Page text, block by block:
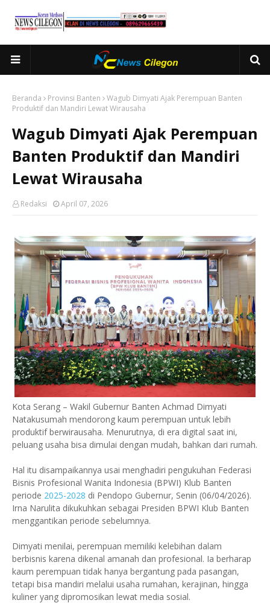
Beranda Provinsi Banten
Wagub Dimyati Ajak Perempuan Banten
Produktif dan Mandiri Lewat Wirausaha
Wagub Dimyati Ajak Perempuan
Banten Produktif dan Mandiri
Lewat Wirausaha
Redaksi April 07, 2026
Kota Serang – Wakil Gubernur Banten Achmad Dimyati
Natakusumah mendorong kaum perempuan untuk lebih
produktif berwirausaha. Menurutnya, di era digital saat ini,
peluang usaha bisa dimulai dengan mudah, bahkan dari rumah.
Hal itu disampaikannya usai menghadiri pengukuhan Federasi
Bisnis Profesional Wanita Indonesia (BPWI) Klub Banten
periode 2025-2028 di Pendopo Gubernur, Senin (06/04/2026).
Irna Narulita dikukuhkan sebagai Presiden BPWI Klub Banten
menggantikan periode sebelumnya.
Dimyati menilai, perempuan memiliki kelebihan dalam
berbisnis karena dikenal amanah dan profesional. Ia berharap
kaum perempuan tidak hanya bergantung pada pasangan,
tetapi bisa mandiri melalui usaha rumahan, kerajinan, hingga
kuliner yang dipromosikan lewat media sosial.